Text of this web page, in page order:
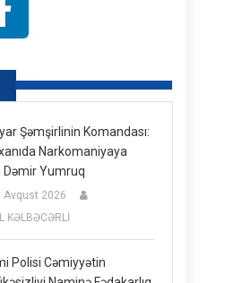
Şəmşirlinin Komandası:
Narkomaniyaya
Dəmir Yumruq
Avqust 2026
KƏLBƏCƏRLİ
Polisi Cəmiyyətin